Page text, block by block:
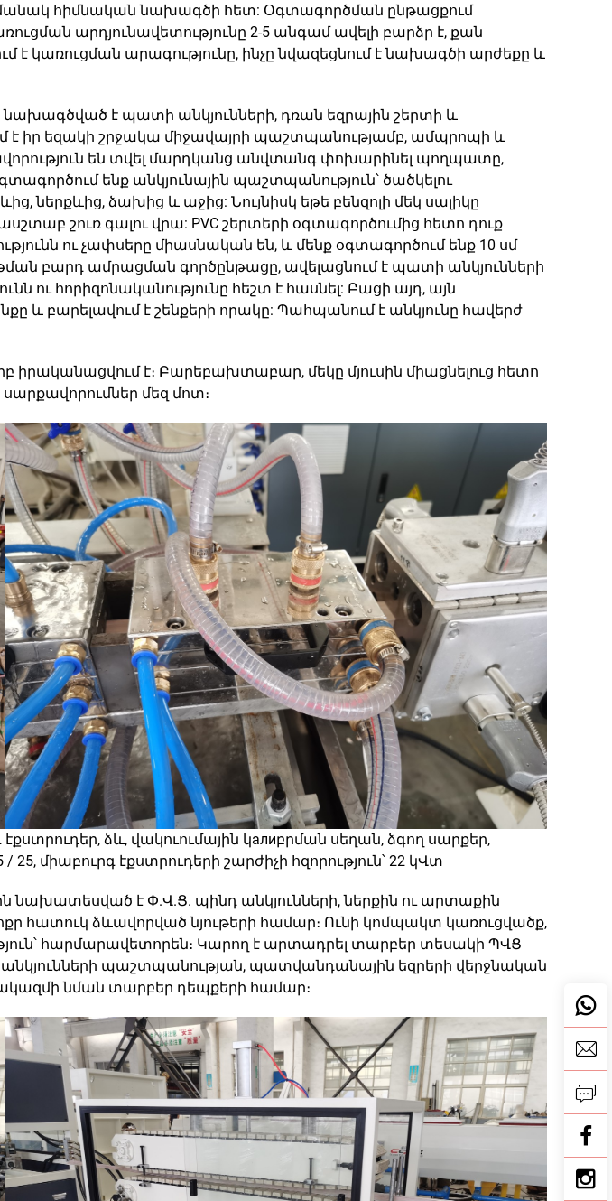
հիմնական նախագծի հետ: Օգտագործման ընթացքում
արդյունավետությունը 2-5 անգամ ավելի բարձր է, քան
կառուցման արագությունը, ինչը նվազեցնում է նախագծի արժեքը և
նախագծված է պատի անկյունների, դռան եզրային շերտի և
է իր եզակի շրջակա միջավայրի պաշտպանությամբ, ամպրոպի և
են տվել մարդկանց անվտանգ փոխարինել պողպատը,
ենք անկյունային պաշտպանություն՝ ծածկելու
ներքևից, ձախից և աջից: Նույնիսկ եթե բենզոլի մեկ սալիկը
շուռ գալու վրա: PVC շերտերի օգտագործումից հետո դուք
ու չափսերը միասնական են, և մենք օգտագործում ենք 10 սմ
բարդ ամրացման գործընթացը, ավելացնում է պատի անկյունների
ու հորիզոնականությունը հեշտ է հասնել: Բացի այդ, այն
բարելավում է շենքերի որակը: Պահպանում է անկյունը հավերժ
է։ Բարեբախտաբար, մեկը մյուսին միացնելուց հետո
մեզ մոտ։
ձև, վակուումային կалиբրման սեղան, ձգող սարքեր,
միաբուրգ էքստրուդերի շարժիչի հզորություն՝ 22 կՎտ
է Փ.Վ.Ց. պինդ անկյունների, ներքին ու արտաքին
հատուկ ձևավորված նյութերի համար։ Ունի կոմպակտ կառուցվածք,
հարմարավետորեն։ Կարող է արտադրել տարբեր տեսակի ՊՎՑ
պաշտպանության, պատվանդանային եզրերի վերջնական
նման տարբեր դեպքերի համար։